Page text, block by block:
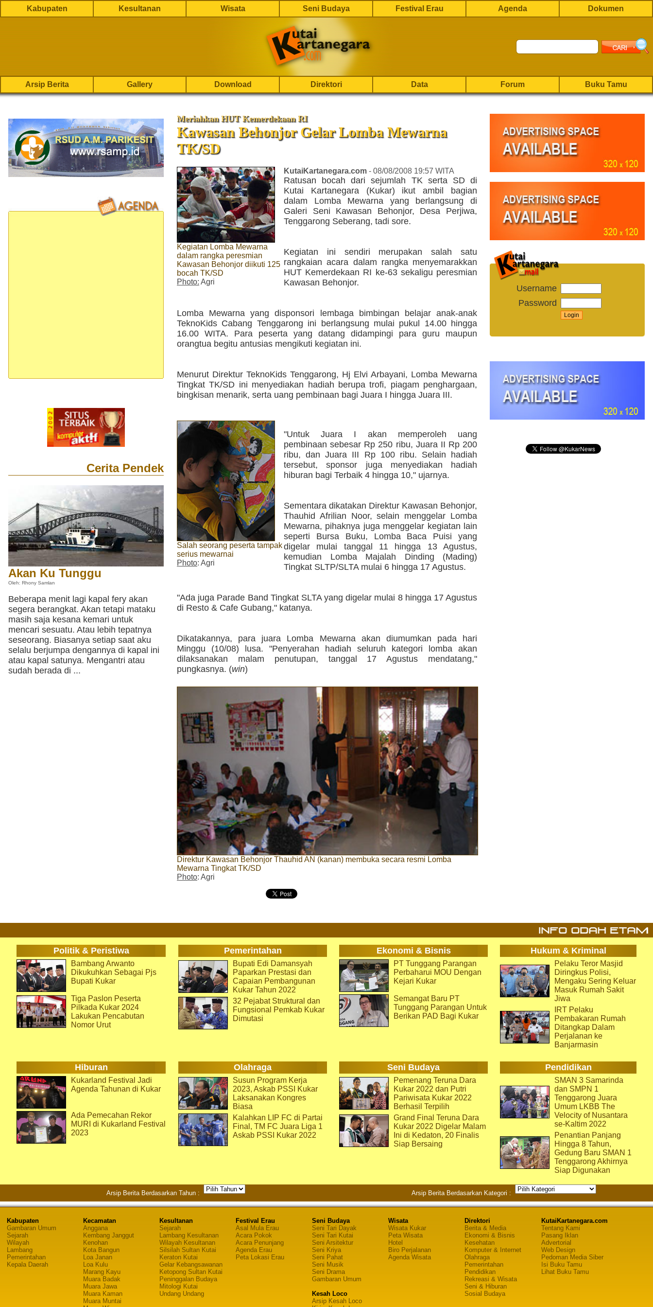
Kabupaten Kesultanan Wisata Seni Budaya Festival Erau Agenda Dokumen
Arsip Berita Gallery Download Direktori Data Forum Buku Tamu
Cerita Pendek
Akan Ku Tunggu
Oleh: Rhony Samlan
Beberapa menit lagi kapal fery akan
segera berangkat. Akan tetapi mataku
masih saja kesana kemari untuk
mencari sesuatu. Atau lebih tepatnya
seseorang. Biasanya setiap saat aku
selalu berjumpa dengannya di kapal ini
atau kapal satunya. Mengantri atau
sudah berada di ...
Meriahkan HUT Kemerdekaan RI
Kawasan Behonjor Gelar Lomba Mewarna
TK/SD
Kegiatan Lomba Mewarna
dalam rangka peresmian
Kawasan Behonjor diikuti 125
bocah TK/SD
Photo: Agri
KutaiKartanegara.com - 08/08/2008 19:57 WITA
Ratusan bocah dari sejumlah TK serta SD di
Kutai Kartanegara (Kukar) ikut ambil bagian
dalam Lomba Mewarna yang berlangsung di
Galeri Seni Kawasan Behonjor, Desa Perjiwa,
Tenggarong Seberang, tadi sore.
Kegiatan ini sendiri merupakan salah satu
rangkaian acara dalam rangka menyemarakkan
HUT Kemerdekaan RI ke-63 sekaligu peresmian
Kawasan Behonjor.
Lomba Mewarna yang disponsori lembaga bimbingan belajar anak-anak
TeknoKids Cabang Tenggarong ini berlangsung mulai pukul 14.00 hingga
16.00 WITA. Para peserta yang datang didampingi para guru maupun
orangtua begitu antusias mengikuti kegiatan ini.
Menurut Direktur TeknoKids Tenggarong, Hj Elvi Arbayani, Lomba Mewarna
Tingkat TK/SD ini menyediakan hadiah berupa trofi, piagam penghargaan,
bingkisan menarik, serta uang pembinaan bagi Juara I hingga Juara III.
Salah seorang peserta tampak
serius mewarnai
Photo: Agri
"Untuk Juara I akan memperoleh uang
pembinaan sebesar Rp 250 ribu, Juara II Rp 200
ribu, dan Juara III Rp 100 ribu. Selain hadiah
tersebut, sponsor juga menyediakan hadiah
hiburan bagi Terbaik 4 hingga 10," ujarnya.
Sementara dikatakan Direktur Kawasan Behonjor,
Thauhid Afrilian Noor, selain menggelar Lomba
Mewarna, pihaknya juga menggelar kegiatan lain
seperti Bursa Buku, Lomba Baca Puisi yang
digelar mulai tanggal 11 hingga 13 Agustus,
kemudian Lomba Majalah Dinding (Mading)
Tingkat SLTP/SLTA mulai 6 hingga 17 Agustus.
"Ada juga Parade Band Tingkat SLTA yang digelar mulai 8 hingga 17 Agustus
di Resto & Cafe Gubang," katanya.
Dikatakannya, para juara Lomba Mewarna akan diumumkan pada hari
Minggu (10/08) lusa. "Penyerahan hadiah seluruh kategori lomba akan
dilaksanakan malam penutupan, tanggal 17 Agustus mendatang,"
pungkasnya. (win)
Direktur Kawasan Behonjor Thauhid AN (kanan) membuka secara resmi Lomba
Mewarna Tingkat TK/SD
Photo: Agri
Username
Password
Politik & Peristiwa Pemerintahan Ekonomi & Bisnis Hukum & Kriminal
Bambang Arwanto
Dikukuhkan Sebagai Pjs
Bupati Kukar
Tiga Paslon Peserta
Pilkada Kukar 2024
Lakukan Pencabutan
Nomor Urut
Bupati Edi Damansyah
Paparkan Prestasi dan
Capaian Pembangunan
Kukar Tahun 2022
32 Pejabat Struktural dan
Fungsional Pemkab Kukar
Dimutasi
PT Tunggang Parangan
Perbaharui MOU Dengan
Kejari Kukar
Semangat Baru PT
Tunggang Parangan Untuk
Berikan PAD Bagi Kukar
Pelaku Teror Masjid
Diringkus Polisi,
Mengaku Sering Keluar
Masuk Rumah Sakit
Jiwa
IRT Pelaku
Pembakaran Rumah
Ditangkap Dalam
Perjalanan ke
Banjarmasin
Hiburan Olahraga Seni Budaya Pendidikan
Kukarland Festival Jadi
Agenda Tahunan di Kukar
Ada Pemecahan Rekor
MURI di Kukarland Festival
2023
Susun Program Kerja
2023, Askab PSSI Kukar
Laksanakan Kongres
Biasa
Kalahkan LIP FC di Partai
Final, TM FC Juara Liga 1
Askab PSSI Kukar 2022
Pemenang Teruna Dara
Kukar 2022 dan Putri
Pariwisata Kukar 2022
Berhasil Terpilih
Grand Final Teruna Dara
Kukar 2022 Digelar Malam
Ini di Kedaton, 20 Finalis
Siap Bersaing
SMAN 3 Samarinda
dan SMPN 1
Tenggarong Juara
Umum LKBB The
Velocity of Nusantara
se-Kaltim 2022
Penantian Panjang
Hingga 8 Tahun,
Gedung Baru SMAN 1
Tenggarong Akhirnya
Siap Digunakan
Arsip Berita Berdasarkan Tahun : Arsip Berita Berdasarkan Kategori :
Kabupaten
Gambaran Umum
Sejarah
Wilayah
Lambang
Pemerintahan
Kepala Daerah
Kecamatan
Anggana
Kembang Janggut
Kenohan
Kota Bangun
Loa Janan
Loa Kulu
Marang Kayu
Muara Badak
Muara Jawa
Muara Kaman
Muara Muntai
Kesultanan
Sejarah
Lambang Kesultanan
Wilayah Kesultanan
Silsilah Sultan Kutai
Keraton Kutai
Gelar Kebangsawanan
Ketopong Sultan Kutai
Peninggalan Budaya
Mitologi Kutai
Undang Undang
Festival Erau
Asal Mula Erau
Acara Pokok
Acara Penunjang
Agenda Erau
Peta Lokasi Erau
Seni Budaya
Seni Tari Dayak
Seni Tari Kutai
Seni Arsitektur
Seni Kriya
Seni Pahat
Seni Musik
Seni Drama
Gambaran Umum
Kesah Loco
Arsip Kesah Loco
Wisata
Wisata Kukar
Peta Wisata
Hotel
Biro Perjalanan
Agenda Wisata
Direktori
Berita & Media
Ekonomi & Bisnis
Kesehatan
Komputer & Internet
Olahraga
Pemerintahan
Pendidikan
Rekreasi & Wisata
Seni & Hiburan
Sosial Budaya
KutaiKartanegara.com
Tentang Kami
Pasang Iklan
Advertorial
Web Design
Pedoman Media Siber
Isi Buku Tamu
Lihat Buku Tamu